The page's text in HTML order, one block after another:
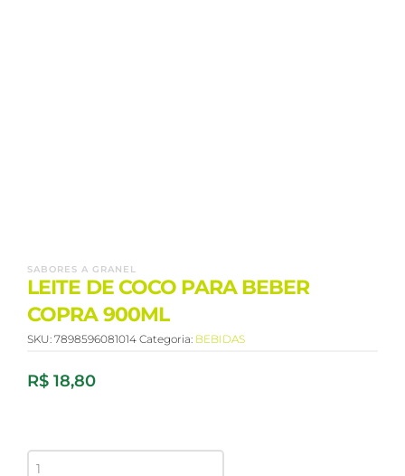
SABORES A GRANEL
LEITE DE COCO PARA BEBER
COPRA 900ML
SKU: 7898596081014 Categoria: BEBIDAS
R$ 18,80
DE